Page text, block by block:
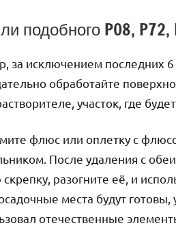
подобного P08, P72,
за исключением последних
обработайте
участок, где
флюс или оплетку с
После удаления с
разогните её, и
места будут готовы,
отечественные